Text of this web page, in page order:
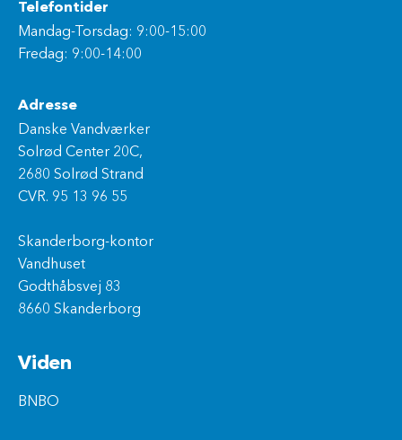
Telefontider
Mandag-Torsdag: 9:00-15:00
Fredag: 9:00-14:00
Adresse
Danske Vandværker
Solrød Center 20C,
2680 Solrød Strand
CVR. 95 13 96 55
Skanderborg-kontor
Vandhuset
Godthåbsvej 83
8660 Skanderborg
Viden
BNBO